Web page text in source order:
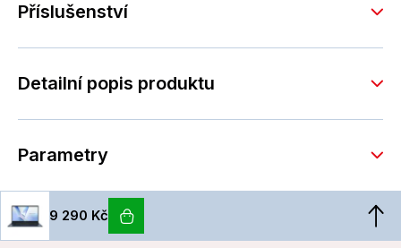
Příslušenství
Detailní popis produktu
Parametry
9 290 Kč